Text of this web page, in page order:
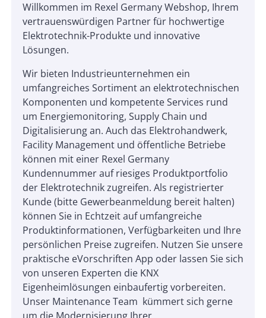
Willkommen im Rexel Germany Webshop, Ihrem
vertrauenswürdigen Partner für hochwertige
Elektrotechnik-Produkte und innovative
Lösungen.
Wir bieten Industrieunternehmen ein
umfangreiches Sortiment an elektrotechnischen
Komponenten und kompetente Services rund
um Energiemonitoring, Supply Chain und
Digitalisierung an. Auch das Elektrohandwerk,
Facility Management und öffentliche Betriebe
können mit einer Rexel Germany
Kundennummer auf riesiges Produktportfolio
der Elektrotechnik zugreifen. Als registrierter
Kunde (bitte Gewerbeanmeldung bereit halten)
können Sie in Echtzeit auf umfangreiche
Produktinformationen, Verfügbarkeiten und Ihre
persönlichen Preise zugreifen. Nutzen Sie unsere
praktische eVorschriften App oder lassen Sie sich
von unseren Experten die KNX
Eigenheimlösungen einbaufertig vorbereiten.
Unser Maintenance Team kümmert sich gerne